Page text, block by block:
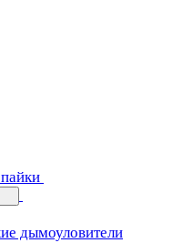
дымоуловители